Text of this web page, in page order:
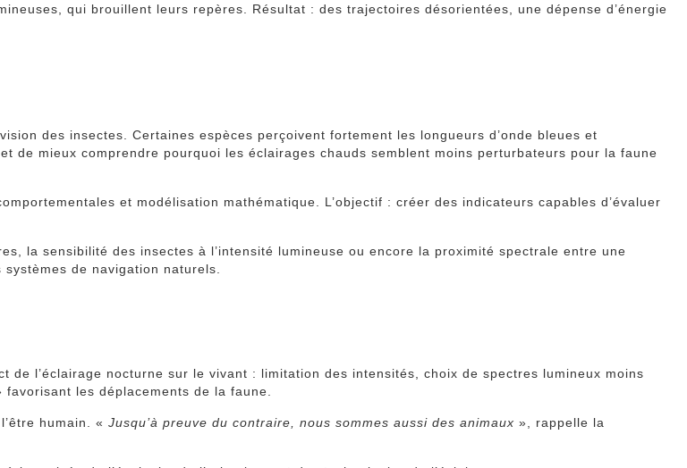
qui brouillent leurs repères. Résultat : des trajectoires désorientées, une dépense d’énergie
des insectes. Certaines espèces perçoivent fortement les longueurs d’onde bleues et
de mieux comprendre pourquoi les éclairages chauds semblent moins perturbateurs pour la faune
et modélisation mathématique. L’objectif : créer des indicateurs capables d’évaluer
la sensibilité des insectes à l’intensité lumineuse ou encore la proximité spectrale entre une
de navigation naturels.
de l’éclairage nocturne sur le vivant : limitation des intensités, choix de spectres lumineux moins
les déplacements de la faune.
humain. «Jusqu’à preuve du contraire, nous sommes aussi des animaux », rappelle la